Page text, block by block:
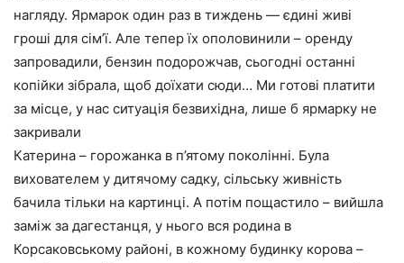
нагляду. Ярмарок один раз в тиждень — єдині живі
гроші для сім’ї. Але тепер їх ополовинили – оренду
запровадили, бензин подорожчав, сьогодні останні
копійки зібрала, щоб доїхати сюди… Ми готові платити
за місце, у нас ситуація безвихідна, лише б ярмарку не
закривали
Катерина – горожанка в п’ятому поколінні. Була
вихователем у дитячому садку, сільську живність
бачила тільки на картинці. А потім пощастило – вийшла
заміж за дагестанця, у нього вся родина в
Корсаковському районі, в кожному будинку корова –